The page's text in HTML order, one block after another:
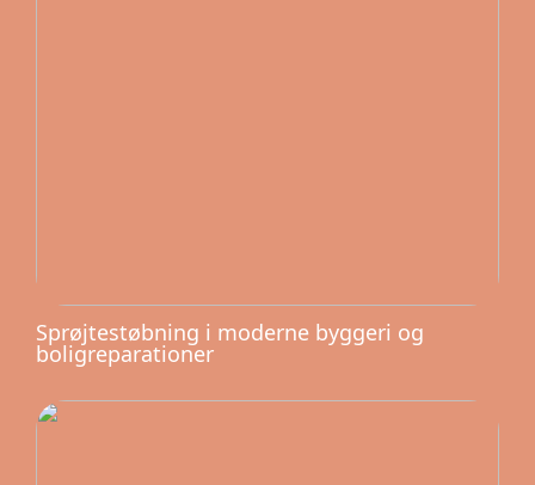
Sprøjtestøbning i moderne byggeri og
boligreparationer